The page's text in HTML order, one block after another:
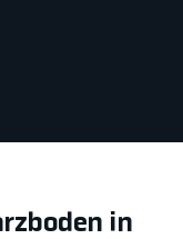
in